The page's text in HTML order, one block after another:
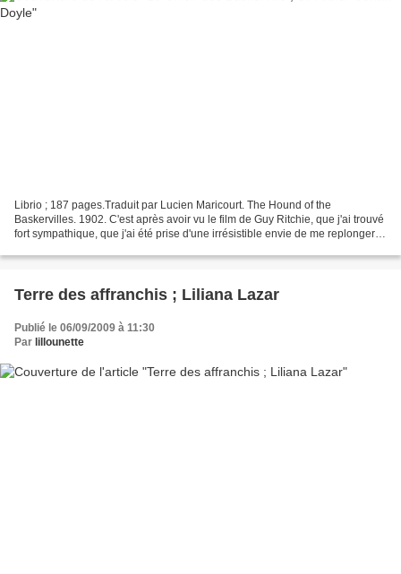
Librio ; 187 pages.Traduit par Lucien Maricourt. The Hound of the
Baskervilles. 1902. C'est après avoir vu le film de Guy Ritchie, que j'ai trouvé
fort sympathique, que j'ai été prise d'une irrésistible envie de me replonger
Terre des affranchis ; Liliana Lazar
Publié le 06/09/2009 à 11:30
Par lillounette